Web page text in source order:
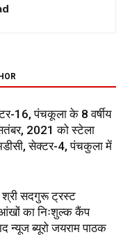
16, पंचकूला के 8 वर्षीय
2021 को स्टेला
सेक्टर-4, पंचकुला में
श्री सदगुरू ट्रस्ट
आंखों का निःशुल्क कैंप
न्यूज ब्यूरो जयराम पाठक